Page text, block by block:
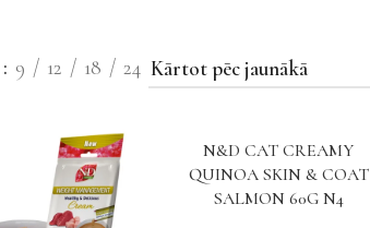
9 12 18 24
N&D CAT CREAMY
QUINOA SKIN & COAT
SALMON 60G N4